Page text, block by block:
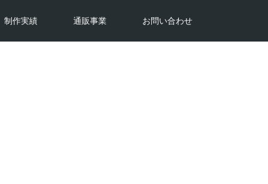
制作実績 通販事業 お問い合わせ